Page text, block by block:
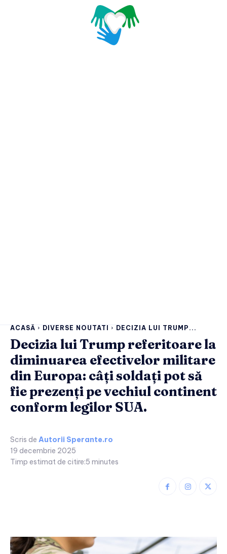
ACASĂ DIVERSE NOUTATI DECIZIA LUI TRUMP...
Decizia lui Trump referitoare la
diminuarea efectivelor militare
din Europa: câți soldați pot să
fie prezenți pe vechiul continent
conform legilor SUA.
Scris de Autorii Sperante.ro
19 decembrie 2025
Timp estimat de citire:5 minutes